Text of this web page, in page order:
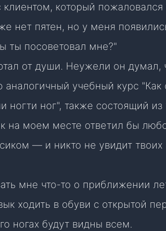
который
нет пятен, но у меня
ты посоветовал мне?"
от души. Неужели он думал,
аналогичный учебный курс "Как
ногти ног", также состоящий из
на моем месте ответил бы
— и никто не увидит твоих
мне что-то о приближении
ходить в обуви с открытой
ногах будут видны всем.